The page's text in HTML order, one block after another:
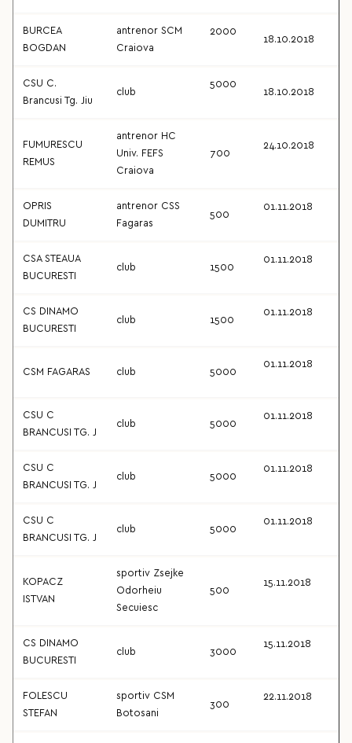
BURCEA
BOGDAN
antrenor SCM
Craiova
2000
18.10.2018
CSU C.
Brancusi Tg. Jiu
club
5000
18.10.2018
FUMURESCU
REMUS
antrenor HC
Univ. FEFS
Craiova
700
24.10.2018
OPRIS
DUMITRU
antrenor CSS
Fagaras
500
01.11.2018
CSA STEAUA
BUCURESTI
club 1500
01.11.2018
CS DINAMO
BUCURESTI
club 1500
01.11.2018
CSM FAGARAS club 5000
01.11.2018
CSU C
BRANCUSI TG. J
club 5000
01.11.2018
CSU C
BRANCUSI TG. J
club 5000
01.11.2018
CSU C
BRANCUSI TG. J
club 5000
01.11.2018
KOPACZ
ISTVAN
sportiv Zsejke
Odorheiu
Secuiesc
500
15.11.2018
CS DINAMO
BUCURESTI
club 3000
15.11.2018
FOLESCU
STEFAN
sportiv CSM
Botosani
300
22.11.2018